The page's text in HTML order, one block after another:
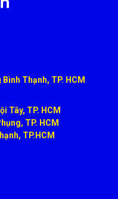
Thạnh, TP. HCM
Tây, TP. HCM
TP. HCM
TP.HCM